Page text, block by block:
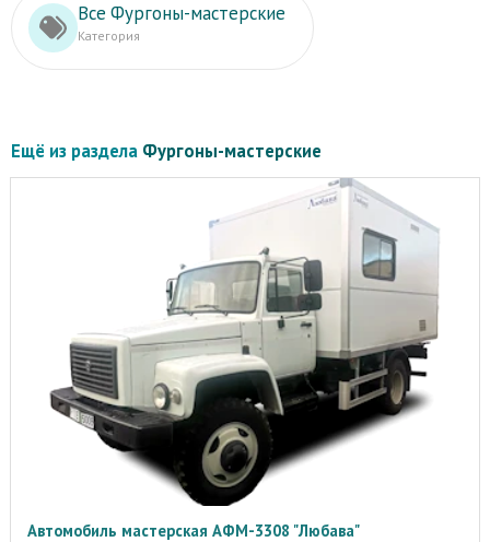
Все Фургоны-мастерские
Категория
Ещё из раздела Фургоны-мастерские
Автомобиль мастерская АФМ-3308 "Любава"